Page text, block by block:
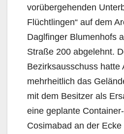
vorübergehenden
Flüchtlingen“ auf dem
Daglfinger Blumenhofs
Straße 200 abgelehnt.
Bezirksausschuss hatte
mehrheitlich das
mit dem Besitzer als
eine geplante
Cosimabad an der Ecke